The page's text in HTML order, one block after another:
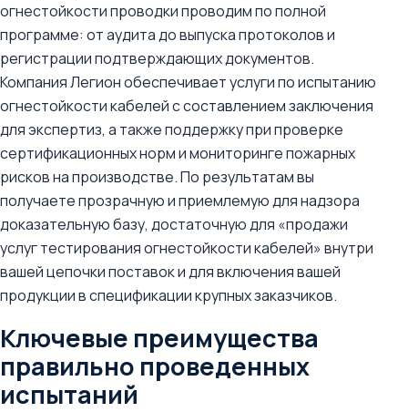
огнестойкости проводки проводим по полной
программе: от аудита до выпуска протоколов и
регистрации подтверждающих документов.
Компания Легион обеспечивает услуги по испытанию
огнестойкости кабелей с составлением заключения
для экспертиз, а также поддержку при проверке
сертификационных норм и мониторинге пожарных
рисков на производстве. По результатам вы
получаете прозрачную и приемлемую для надзора
доказательную базу, достаточную для «продажи
услуг тестирования огнестойкости кабелей» внутри
вашей цепочки поставок и для включения вашей
продукции в спецификации крупных заказчиков.
Ключевые преимущества
правильно проведенных
испытаний